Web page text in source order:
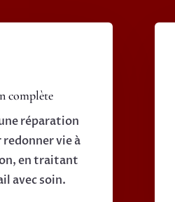
complète
réparation
vie à
en traitant
avec soin.